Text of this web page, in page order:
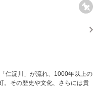
仁淀川」が流れ、1000年以上の
。その歴史や文化、さらには貴